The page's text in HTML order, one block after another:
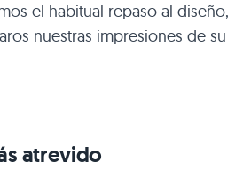
el habitual repaso al diseño,
nuestras impresiones de su
atrevido